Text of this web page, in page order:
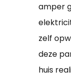
amper
zelf
deze
huis